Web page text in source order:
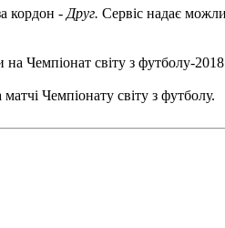
кордон - Друг. Сервіс надає
на Чемпіонат світу з футболу-
Чемпіонату світу з футболу.